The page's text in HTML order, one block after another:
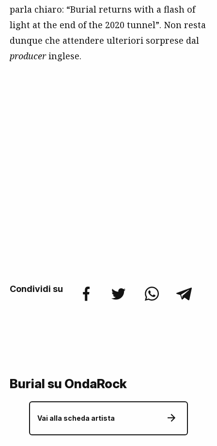
parla chiaro: “Burial returns with a flash of
light at the end of the 2020 tunnel”. Non resta
dunque che attendere ulteriori sorprese dal
produceringlese.
Condividi su
Burial su OndaRock
Vai alla scheda artista